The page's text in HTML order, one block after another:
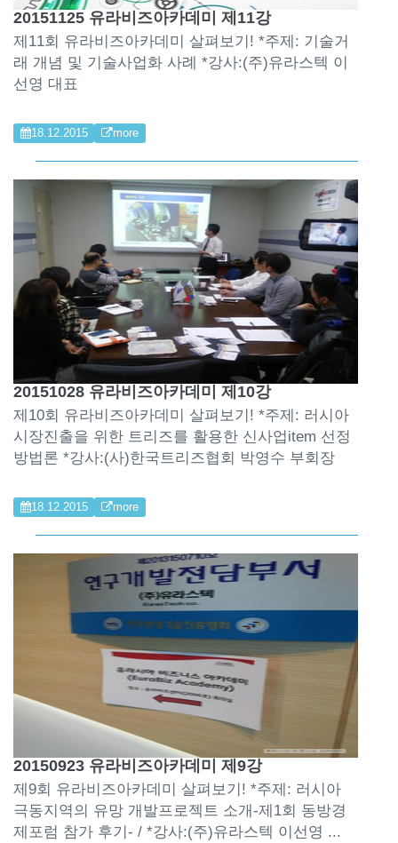
20151125 유라비즈아카데미 제11강
제11회 유라비즈아카데미 살펴보기! *주제: 기술거
래 개념 및 기술사업화 사례 *강사:(주)유라스텍 이
선영 대표
18.12.2015 more
20151028 유라비즈아카데미 제10강
제10회 유라비즈아카데미 살펴보기! *주제: 러시아
시장진출을 위한 트리즈를 활용한 신사업item 선정
방법론 *강사:(사)한국트리즈협회 박영수 부회장
18.12.2015 more
20150923 유라비즈아카데미 제9강
제9회 유라비즈아카데미 살펴보기! *주제: 러시아
극동지역의 유망 개발프로젝트 소개-제1회 동방경
제포럼 참가 후기- / *강사:(주)유라스텍 이선영 ...